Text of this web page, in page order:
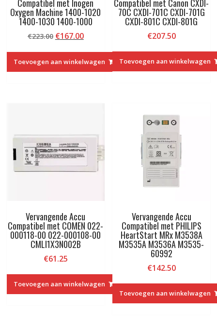
Compatibel met Inogen
Oxygen Machine 1400-1020
1400-1030 1400-1000
€223.00 Oorspronkelijke
was:
€223.00.
€167.00Huidige
is:
€167.00.
Toevoegen aan winkelwagen
Compatibel met Canon CXDI-
70C CXDI-701C CXDI-701G
CXDI-801C CXDI-801G
€207.50
Toevoegen aan winkelwagen
Vervangende Accu
Compatibel met COMEN 022-
000118-00 022-000108-00
CMLI1X3N002B
€61.25
Toevoegen aan winkelwagen
Vervangende Accu
Compatibel met PHILIPS
HeartStart MRx M3538A
M3535A M3536A M3535-
60992
€142.50
Toevoegen aan winkelwagen